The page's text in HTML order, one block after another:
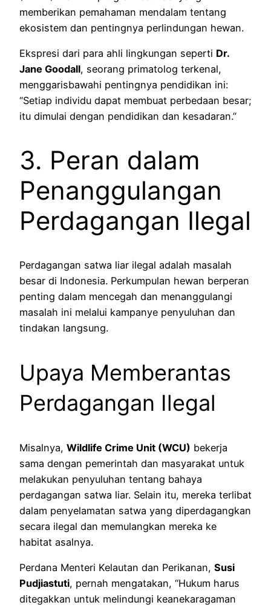
memberikan pemahaman mendalam tentang
ekosistem dan pentingnya perlindungan hewan.
Ekspresi dari para ahli lingkungan seperti Dr.
Jane Goodall, seorang primatolog terkenal,
menggarisbawahi pentingnya pendidikan ini:
“Setiap individu dapat membuat perbedaan besar;
itu dimulai dengan pendidikan dan kesadaran.”
3. Peran dalam
Penanggulangan
Perdagangan Ilegal
Perdagangan satwa liar ilegal adalah masalah
besar di Indonesia. Perkumpulan hewan berperan
penting dalam mencegah dan menanggulangi
masalah ini melalui kampanye penyuluhan dan
tindakan langsung.
Upaya Memberantas
Perdagangan Ilegal
Misalnya, Wildlife Crime Unit (WCU) bekerja
sama dengan pemerintah dan masyarakat untuk
melakukan penyuluhan tentang bahaya
perdagangan satwa liar. Selain itu, mereka terlibat
dalam penyelamatan satwa yang diperdagangkan
secara ilegal dan memulangkan mereka ke
habitat asalnya.
Perdana Menteri Kelautan dan Perikanan, Susi
Pudjiastuti, pernah mengatakan, “Hukum harus
ditegakkan untuk melindungi keanekaragaman